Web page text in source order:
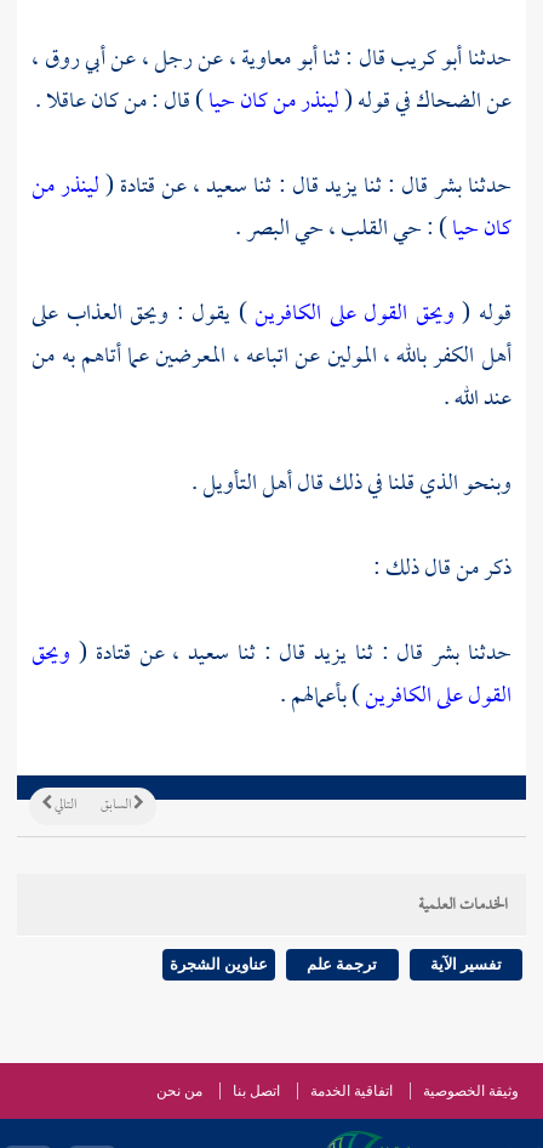
حدثناأبو كريبقال : ثناأبو معاوية ،عن رجل ، عنأبي روق ،
عنالضحاكفي قوله (لينذر من كان حيا) قال : من كان عاقلا .
حدثنابشرقال : ثنايزيدقال : ثناسعيد ،عنقتادة(لينذر من
كان حيا) : حي القلب ، حي البصر .
قوله (ويحق القول على الكافرين) يقول : ويحق العذاب على
أهل الكفر بالله ، المولين عن اتباعه ، المعرضين عما أتاهم به من
عند الله .
وبنحو الذي قلنا في ذلك قال أهل التأويل .
ذكر من قال ذلك :
حدثنا بشر قال : ثنا يزيد قال : ثنا سعيد ،عن قتادة ( ويحق
القول على الكافرين) بأعمالهم .
التالي السابق
الخدمات العلمية
تفسير الآية ترجمة علم عناوين الشجرة
وثيقة الخصوصية اتفاقية الخدمة اتصل بنا من نحن